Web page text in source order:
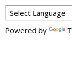
Powered by